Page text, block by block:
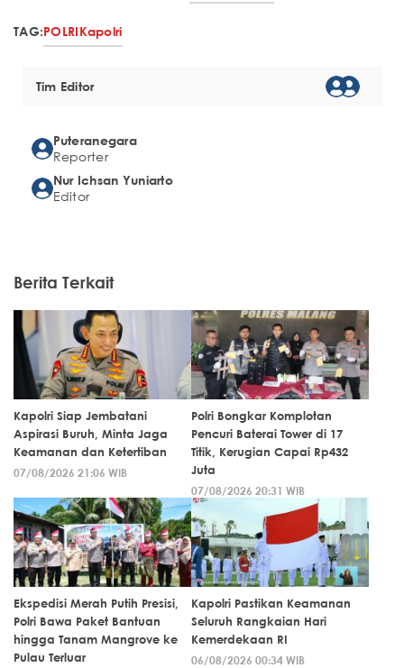
TAG:POLRIKapolri
Tim Editor
Puteranegara
Reporter
Nur Ichsan Yuniarto
Editor
Berita Terkait
Kapolri Siap Jembatani
Aspirasi Buruh, Minta Jaga
Keamanan dan Ketertiban
07/08/2026 21:06 WIB
Polri Bongkar Komplotan
Pencuri Baterai Tower di 17
Titik, Kerugian Capai Rp432
Juta
07/08/2026 20:31 WIB
Ekspedisi Merah Putih Presisi,
Polri Bawa Paket Bantuan
hingga Tanam Mangrove ke
Pulau Terluar
Kapolri Pastikan Keamanan
Seluruh Rangkaian Hari
Kemerdekaan RI
06/08/2026 00:34 WIB